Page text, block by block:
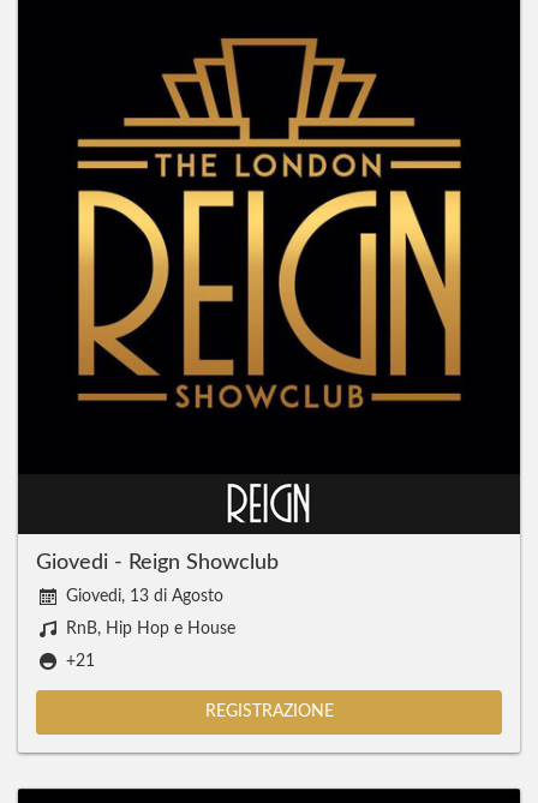
Giovedi - Reign Showclub
Giovedi, 13 di Agosto
RnB, Hip Hop e House
+21
REGISTRAZIONE